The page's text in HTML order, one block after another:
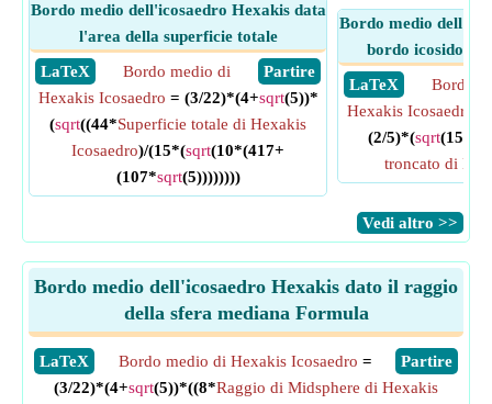
Bordo medio dell'icosaedro Hexakis data
l'area della superficie totale
​ LaTeX
​ Partire
Bordo medio di
Hexakis Icosaedro = (3/22)*(4+sqrt(5))*
(sqrt((44*Superficie totale di Hexakis
Icosaedro)/(15*(sqrt(10*(417+
(107*sqrt(5))))))))
Bordo medio
bordo
​ LaTeX
Bordo
Hexakis Icosaedro
(2/5)*(sqrt(15*(5-
troncato di
​Vedi altro >>
Bordo medio dell'icosaedro Hexakis dato il raggio
della sfera mediana Formula
​LaTeX ​Partire
Bordo medio di Hexakis Icosaedro =
(3/22)*(4+sqrt(5))*((8*Raggio di Midsphere di Hexakis